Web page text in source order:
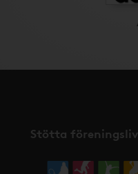
Stötta